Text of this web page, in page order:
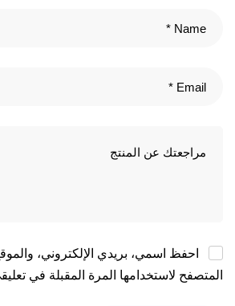
احفظ اسمي، بريدي الإلكتروني،
المتصفح لاستخدامها المرة المقبلة في